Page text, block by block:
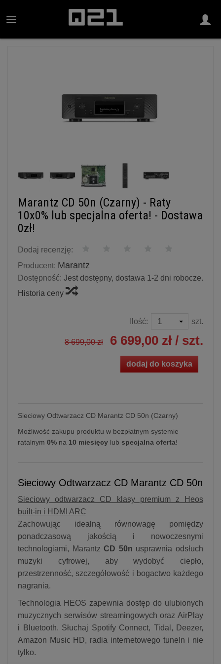
Marantz CD 50n (Czarny) - Raty
10x0% lub specjalna oferta! - Dostawa
0zł!
Dodaj recenzję:
Producent: Marantz
Dostępność: Jest dostępny, dostawa 1-2 dni robocze.
Historia ceny
Ilość: szt.
8 699,00 zł 6 699,00 zł / szt.
dodaj do koszyka
Sieciowy Odtwarzacz CD Marantz CD 50n (Czarny)
Możliwość zakupu produktu w bezpłatnym systemie
ratalnym 0% na 10 miesięcy lub specjalna oferta!
Sieciowy Odtwarzacz CD Marantz CD 50n
Sieciowy odtwarzacz CD klasy premium z Heos
built-in i HDMI ARC
Zachowując idealną równowagę pomiędzy
ponadczasową jakością i nowoczesnymi
technologiami, MarantzCD 50n usprawnia odsłuch
muzyki cyfrowej, aby wydobyć ciepło,
przestrzenność, szczegółowość i bogactwo każdego
nagrania.
Technologia HEOS zapewnia dostęp do ulubionych
muzycznych serwisów streamingowych oraz AirPlay
i Bluetooth. Słuchaj Spotify Connect, Tidal, Deezer,
Amazon Music HD, radia internetowego tuneIn i nie
tylko.